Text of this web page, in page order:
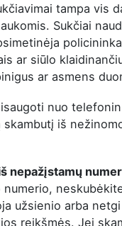
tampa vis
Sukčiai
ar siūlo
ar asmens
nuo
iš
nepažįstamų
užsienio arba
reikšmės. Jei